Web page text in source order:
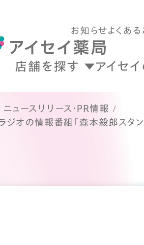
お知らせよくあ
店舗を探す アイセ
ニュースリリース・PR情報
ジオの情報番組「森本毅郎スタ